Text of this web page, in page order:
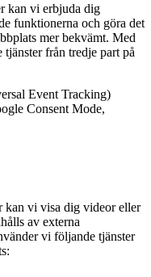
kan vi erbjuda dig
funktionerna och göra det
mer bekvämt. Med
från tredje part på
Event Tracking)
Consent Mode,
kan vi visa dig videor eller
av externa
vi följande tjänster